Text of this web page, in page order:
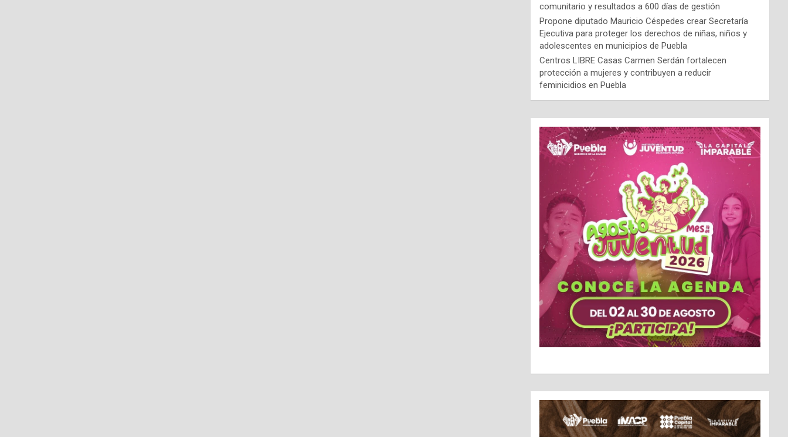
comunitario y resultados a 600 días de gestión
Propone diputado Mauricio Céspedes crear Secretaría
Ejecutiva para proteger los derechos de niñas, niños y
adolescentes en municipios de Puebla
Centros LIBRE Casas Carmen Serdán fortalecen
protección a mujeres y contribuyen a reducir
feminicidios en Puebla